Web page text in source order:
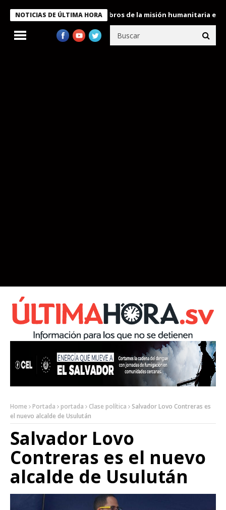
NOTICIAS DE ÚLTIMA HORA
Bukele condecora a miembros de la misión humanitaria enviada
Home Portada portada Clase política
Salvador Lovo Contreras es
el nuevo alcalde de Usulután
Salvador Lovo
Contreras es el nuevo
alcalde de Usulután